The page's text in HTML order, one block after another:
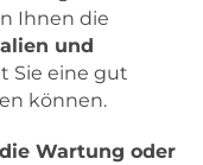
Ihnen die
und
Sie eine gut
können.
Wartung oder